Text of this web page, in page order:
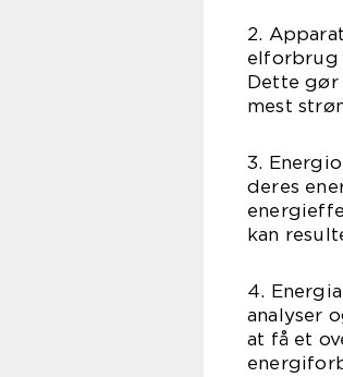
2.
elforbrug
Dette
mest
3.
deres
kan
4.
analyser
at få et